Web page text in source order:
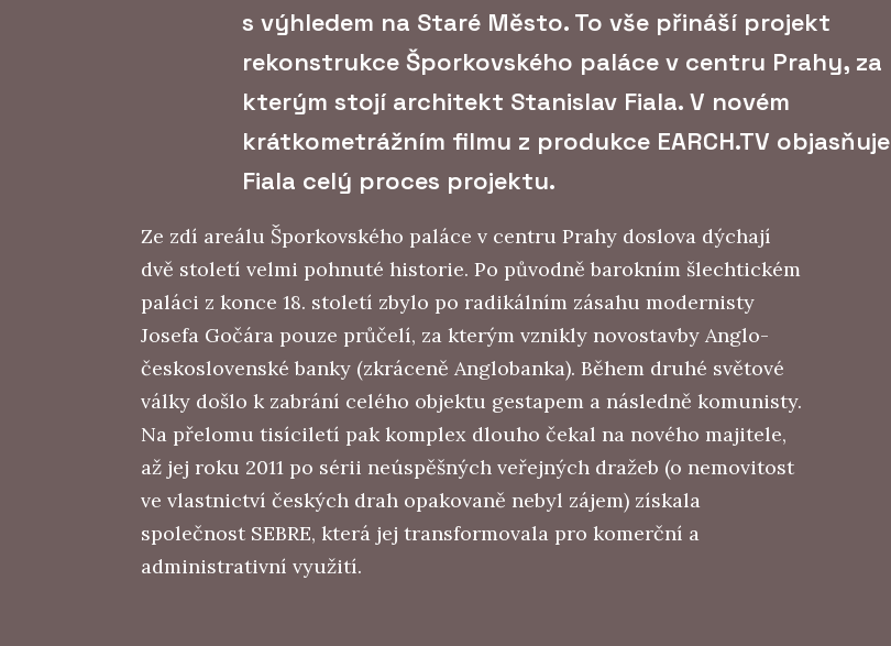
s výhledem na Staré Město. To vše přináší projekt
rekonstrukce Šporkovského paláce v centru Prahy, za
kterým stojí architekt Stanislav Fiala. V novém
krátkometrážním filmu z produkce EARCH.TV objasňuje
Fiala celý proces projektu.
Ze zdí areálu Šporkovského paláce v centru Prahy doslova dýchají
dvě století velmi pohnuté historie. Po původně barokním šlechtickém
paláci z konce 18. století zbylo po radikálním zásahu modernisty
Josefa Gočára pouze průčelí, za kterým vznikly novostavby Anglo-
československé banky (zkráceně Anglobanka). Během druhé světové
války došlo k zabrání celého objektu gestapem a následně komunisty.
Na přelomu tisíciletí pak komplex dlouho čekal na nového majitele,
až jej roku 2011 po sérii neúspěšných veřejných dražeb (o nemovitost
ve vlastnictví českých drah opakovaně nebyl zájem) získala
společnost SEBRE, která jej transformovala pro komerční a
administrativní využití.